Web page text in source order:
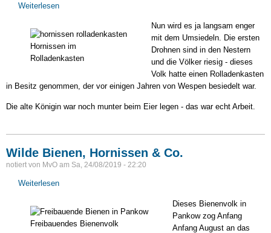
Weiterlesen
Rolladenkasten
Hornissen im
Rolladenkasten
Nun wird es ja langsam enger
mit dem Umsiedeln. Die ersten
Drohnen sind in den Nestern
und die Völker riesig - dieses
Volk hatte einen Rolladenkasten
in Besitz genommen, der vor einigen Jahren von Wespen besiedelt war.
Die alte Königin war noch munter beim Eier legen - das war echt Arbeit.
Wilde Bienen, Hornissen & Co.
notiert von MvO am Sa, 24/08/2019 - 22:20
Weiterlesen
Bienen,
Hornissen
Freibauendes Bienenvolk
Dieses Bienenvolk in
Pankow zog Anfang
Anfang August an das